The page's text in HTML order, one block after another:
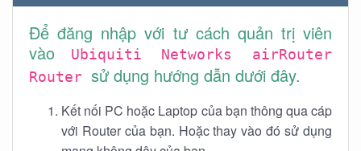
Để đăng nhập với tư cách quản trị viên
vào
Ubiquiti Networks airRouter
Router sử dụng hướng dẫn dưới đây.
Kết nối PC hoặc Laptop của bạn thông qua cáp
với Router của bạn. Hoặc thay vào đó sử dụng